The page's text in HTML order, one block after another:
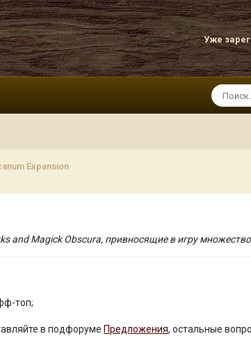
Уже
Expansion
and Magick Obscura, привносящие в игру
топ;
в подфоруме Предложения, остальные